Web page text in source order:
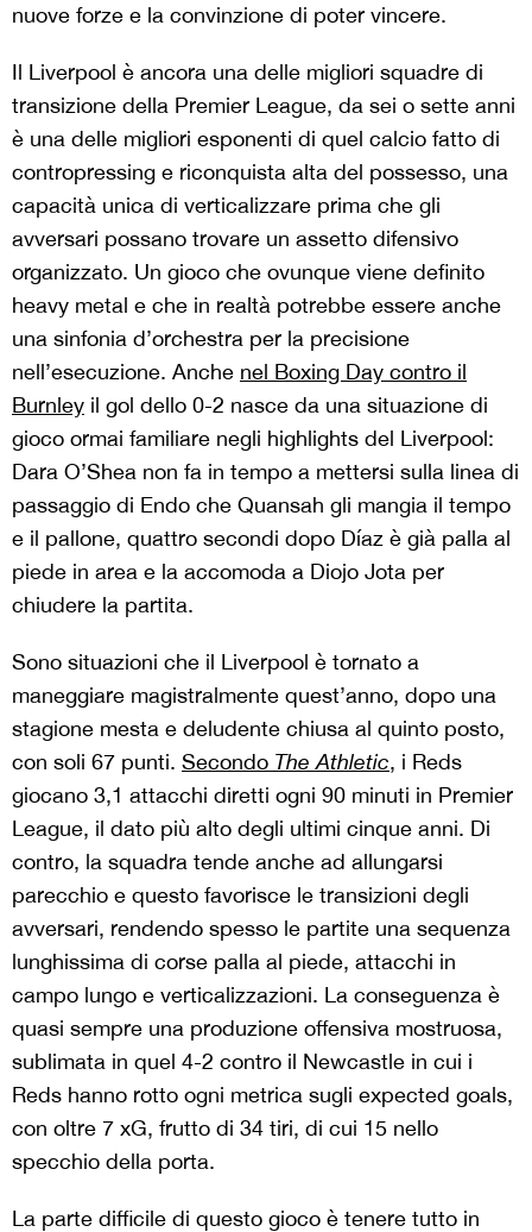
nuove forze e la convinzione di poter vincere.
Il Liverpool è ancora una delle migliori squadre di
transizione della Premier League, da sei o sette anni
è una delle migliori esponenti di quel calcio fatto di
contropressing e riconquista alta del possesso, una
capacità unica di verticalizzare prima che gli
avversari possano trovare un assetto difensivo
organizzato. Un gioco che ovunque viene definito
heavy metal e che in realtà potrebbe essere anche
una sinfonia d’orchestra per la precisione
nell’esecuzione. Anche nel Boxing Day contro il
Burnley il gol dello 0-2 nasce da una situazione di
gioco ormai familiare negli highlights del Liverpool:
Dara O’Shea non fa in tempo a mettersi sulla linea di
passaggio di Endo che Quansah gli mangia il tempo
e il pallone, quattro secondi dopo Díaz è già palla al
piede in area e la accomoda a Diojo Jota per
chiudere la partita.
Sono situazioni che il Liverpool è tornato a
maneggiare magistralmente quest’anno, dopo una
stagione mesta e deludente chiusa al quinto posto,
con soli 67 punti. Secondo The Athletic, i Reds
giocano 3,1 attacchi diretti ogni 90 minuti in Premier
League, il dato più alto degli ultimi cinque anni. Di
contro, la squadra tende anche ad allungarsi
parecchio e questo favorisce le transizioni degli
avversari, rendendo spesso le partite una sequenza
lunghissima di corse palla al piede, attacchi in
campo lungo e verticalizzazioni. La conseguenza è
quasi sempre una produzione offensiva mostruosa,
sublimata in quel 4-2 contro il Newcastle in cui i
Reds hanno rotto ogni metrica sugli expected goals,
con oltre 7 xG, frutto di 34 tiri, di cui 15 nello
specchio della porta.
La parte difficile di questo gioco è tenere tutto in